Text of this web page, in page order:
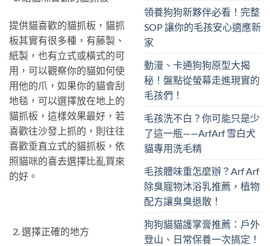
提供貓喜歡的貓抓板，貓抓
板其實有很多種，有藤製、
紙製，也有立式或橫式的可
用，可以觀察你的貓如何使
用他的爪，如果你的貓會刮
地毯，可以選擇放在地上的
貓抓板，這樣效果最好，若
喜歡往沙發上抓的，則往往
喜歡垂直立式的貓抓板，依
照貓咪的喜去選擇比亂買來
的好。
選擇正確的地方
領養狗狗新夥伴必看！完整
SOP 讓你的毛孩安心適應新
家
動漫、卡通狗狗原型大揭
秘！盤點從螢幕走進現實的
毛孩們！
毛孩洗不白？你可能只是少
了這一瓶——ArfArf 雪白犬
貓專用洗毛精
毛孩體味重怎麼辦？Arf Arf
除臭寵物沐浴乳推薦，植物
配方讓臭臭退散！
狗狗貓貓護掌膏推薦：戶外
登山、日常保養一次搞定！